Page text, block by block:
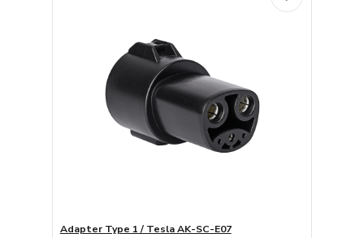
Adapter Type 1 / Tesla AK-SC-E07